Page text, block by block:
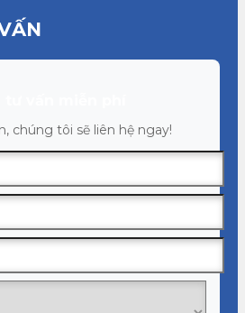
chúng tôi sẽ liên hệ ngay!